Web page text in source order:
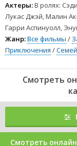
Актеры:В ролях:
Лукас Джэй, Малин
Гарри Аспинуолл,
Жанр:Все фильмы /
Приключения /
Смотреть
Смотреть онлайн